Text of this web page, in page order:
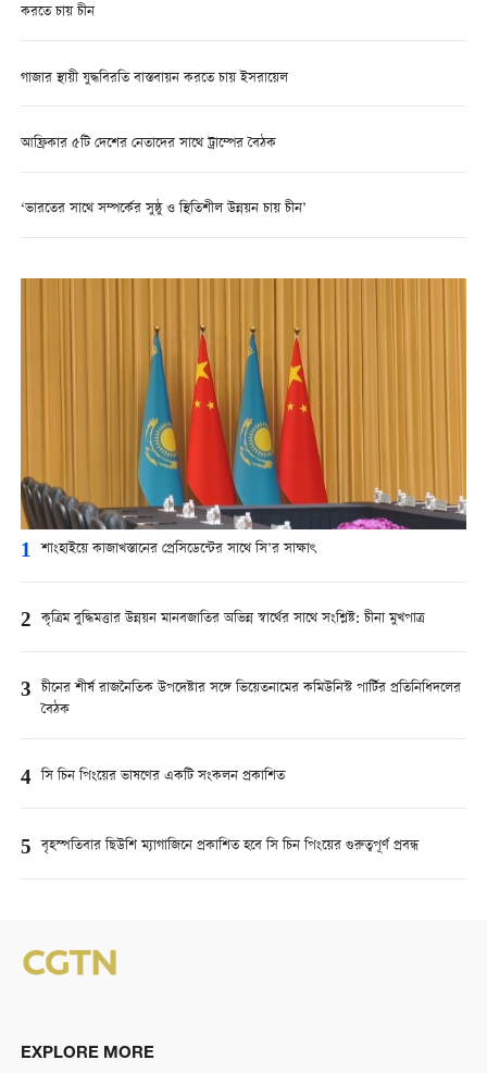
করতে চায় চীন
গাজার স্থায়ী যুদ্ধবিরতি বাস্তবায়ন করতে চায় ইসরায়েল
আফ্রিকার ৫টি দেশের নেতাদের সাথে ট্রাম্পের বৈঠক
‘ভারতের সাথে সম্পর্কের সুষ্ঠু ও স্থিতিশীল উন্নয়ন চায় চীন’
1 শাংহাইয়ে কাজাখস্তানের প্রেসিডেন্টের সাথে সি’র সাক্ষাৎ
2 কৃত্রিম বুদ্ধিমত্তার উন্নয়ন মানবজাতির অভিন্ন স্বার্থের সাথে সংশ্লিষ্ট: চীনা মুখপাত্র
3 চীনের শীর্ষ রাজনৈতিক উপদেষ্টার সঙ্গে ভিয়েতনামের কমিউনিস্ট পার্টির প্রতিনিধিদলের
বৈঠক
4 সি চিন পিংয়ের ভাষণের একটি সংকলন প্রকাশিত
5 বৃহস্পতিবার ছিউশি ম্যাগাজিনে প্রকাশিত হবে সি চিন পিংয়ের গুরুত্বপূর্ণ প্রবন্ধ
EXPLORE MORE